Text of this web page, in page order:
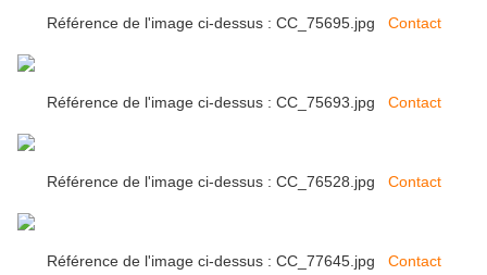
Référence de l'image ci-dessus : CC_75695.jpg Contact
Référence de l'image ci-dessus : CC_75693.jpg Contact
Référence de l'image ci-dessus : CC_76528.jpg Contact
Référence de l'image ci-dessus : CC_77645.jpg Contact